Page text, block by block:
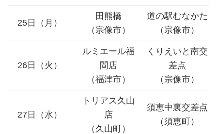
25日（月）
田熊橋
（宗像市）
道の駅むなかた
（宗像市）
26日（火）
ルミエール福
間店
（福津市）
くりえいと南交
差点
（宗像市）
27日（水）
トリアス久山
店
（久山町）
須恵中裏交差点
（須恵町）